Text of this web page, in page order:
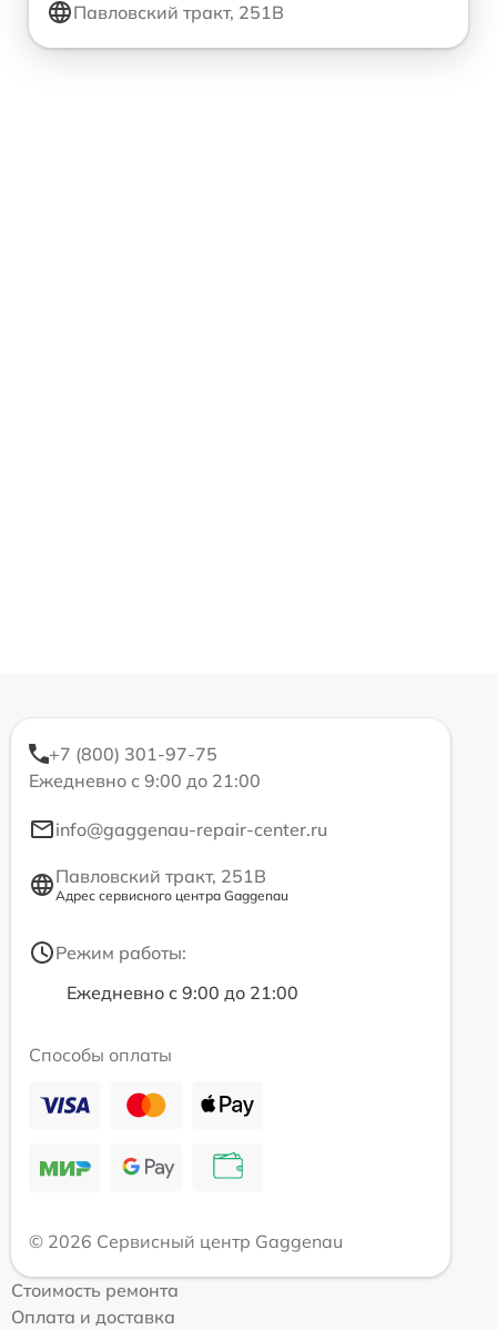
Павловский тракт, 251В
+7 (800) 301-97-75
Ежедневно с 9:00 до 21:00
info@gaggenau-repair-center.ru
Павловский тракт, 251В
Адрес сервисного центра Gaggenau
Режим работы:
Ежедневно с 9:00 до 21:00
Способы оплаты
© 2026 Сервисный центр Gaggenau
Стоимость ремонта
Оплата и доставка